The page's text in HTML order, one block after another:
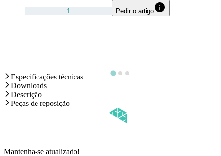
Pedir o artigo
Especificações técnicas
Downloads
Descrição
Peças de reposição
Mantenha-se atualizado!